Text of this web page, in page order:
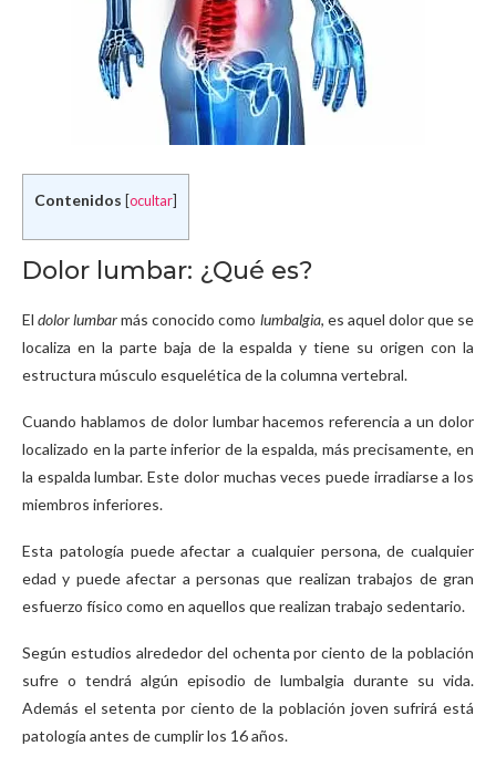
Contenidos ocultar
Dolor lumbar: ¿Qué es?
Eldolor lumbarmás conocido como lumbalgia, es aquel dolor que se
localiza en la parte baja de la espalda y tiene su origen con la
estructura músculo esquelética de la columna vertebral.
Cuando hablamos de dolor lumbar hacemos referencia a un dolor
localizado en la parte inferior de la espalda, más precisamente, en
la espalda lumbar. Este dolor muchas veces puede irradiarse a los
miembros inferiores.
Esta patología puede afectar a cualquier persona, de cualquier
edad y puede afectar a personas que realizan trabajos de gran
esfuerzo físico como en aquellos que realizan trabajo sedentario.
Según estudios alrededor del ochenta por ciento de la población
sufre o tendrá algún episodio de lumbalgia durante su vida.
Además el setenta por ciento de la población joven sufrirá está
patología antes de cumplir los 16 años.